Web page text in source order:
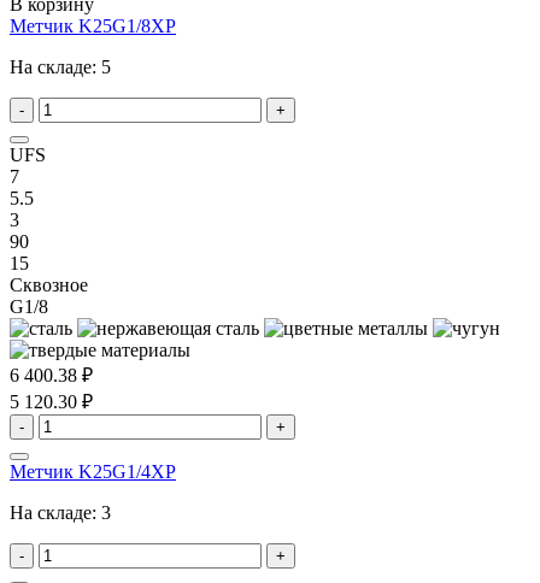
В корзину
Метчик K25G1/8XP
На складе: 5
- +
UFS
7
5.5
3
90
15
Сквозное
G1/8
6 400.38 ₽
5 120.30 ₽
- +
Метчик K25G1/4XP
На складе: 3
- +